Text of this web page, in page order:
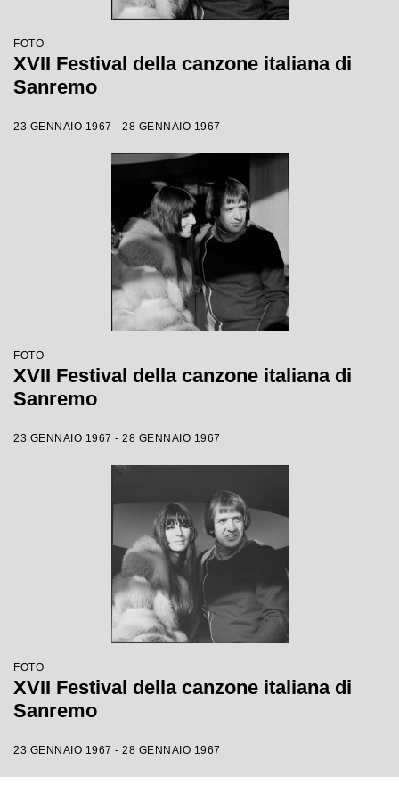
FOTO
XVII Festival della canzone italiana di
Sanremo
23 GENNAIO 1967 - 28 GENNAIO 1967
FOTO
XVII Festival della canzone italiana di
Sanremo
23 GENNAIO 1967 - 28 GENNAIO 1967
FOTO
XVII Festival della canzone italiana di
Sanremo
23 GENNAIO 1967 - 28 GENNAIO 1967